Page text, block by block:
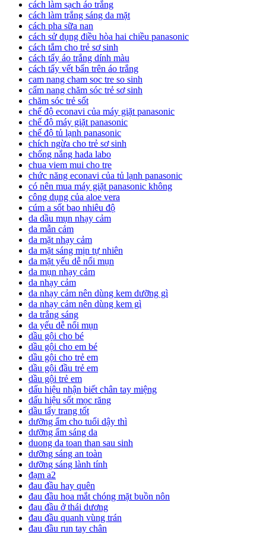
cách làm sạch áo trắng
cách làm trắng sáng da mặt
cách pha sữa nan
cách sử dụng điều hòa hai chiều panasonic
cách tắm cho trẻ sơ sinh
cách tẩy áo trắng dính màu
cách tẩy vết bẩn trên áo trắng
cam nang cham soc tre so sinh
cẩm nang chăm sóc trẻ sơ sinh
chăm sóc trẻ sốt
chế độ econavi của máy giặt panasonic
chế độ máy giặt panasonic
chế độ tủ lạnh panasonic
chích ngừa cho trẻ sơ sinh
chống nắng hada labo
chua viem mui cho tre
chức năng econavi của tủ lạnh panasonic
có nên mua máy giặt panasonic không
công dụng của aloe vera
cúm a sốt bao nhiêu độ
da dầu mụn nhạy cảm
da mẫn cảm
da mặt nhạy cảm
da mặt sáng mịn tự nhiên
da mặt yếu dễ nổi mụn
da mụn nhạy cảm
da nhạy cảm
da nhạy cảm nên dùng kem dưỡng gì
da nhạy cảm nên dùng kem gì
da trắng sáng
da yếu dễ nổi mụn
dầu gội cho bé
dầu gội cho em bé
dầu gội cho trẻ em
dầu gội đầu trẻ em
dầu gội trẻ em
dấu hiệu nhận biết chân tay miệng
dấu hiệu sốt mọc răng
dầu tẩy trang tốt
dưỡng ẩm cho tuổi dậy thì
dưỡng ẩm sáng da
duong da toan than sau sinh
dưỡng sáng an toàn
dưỡng sáng lành tính
đạm a2
đau đầu hay quên
đau đầu hoa mắt chóng mặt buồn nôn
đau đầu ở thái dương
đau đầu quanh vùng trán
đau đầu run tay chân